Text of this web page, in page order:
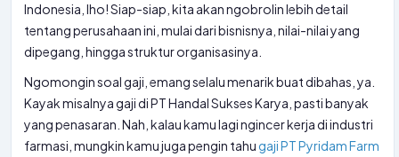
Indonesia, lho! Siap-siap, kita akan ngobrolin lebih detail
tentang perusahaan ini, mulai dari bisnisnya, nilai-nilai yang
dipegang, hingga struktur organisasinya.
Ngomongin soal gaji, emang selalu menarik buat dibahas, ya.
Kayak misalnya gaji di PT Handal Sukses Karya, pasti banyak
yang penasaran. Nah, kalau kamu lagi ngincer kerja di industri
farmasi, mungkin kamu juga pengin tahu gaji PT Pyridam Farm